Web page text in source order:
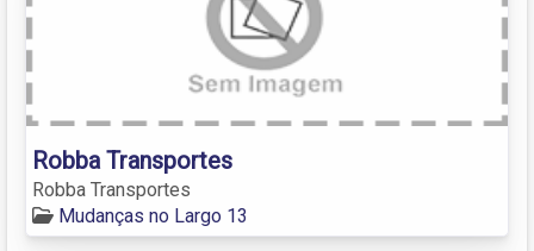
Robba Transportes
Robba Transportes
Mudanças no Largo 13